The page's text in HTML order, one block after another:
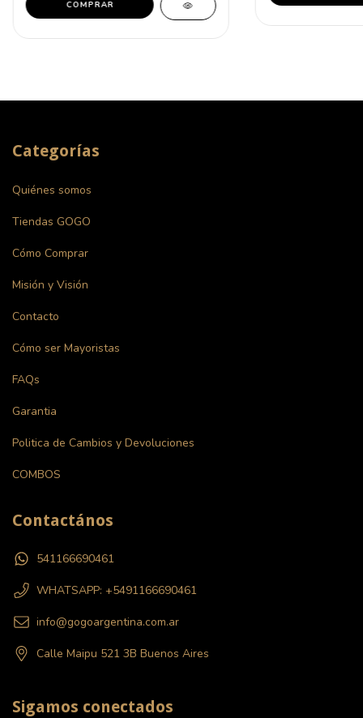
Categorías
Quiénes somos
Tiendas GOGO
Cómo Comprar
Misión y Visión
Contacto
Cómo ser Mayoristas
FAQs
Garantia
Politica de Cambios y Devoluciones
COMBOS
Contactános
541166690461
WHATSAPP: +5491166690461
info@gogoargentina.com.ar
Calle Maipu 521 3B Buenos Aires
Sigamos conectados